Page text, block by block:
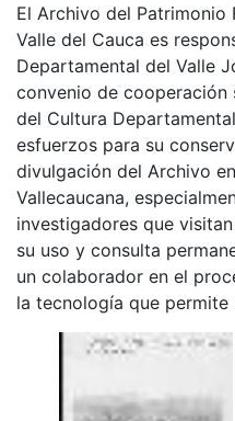
El Archivo del
Valle del Cauca es
Departamental del Valle
convenio de cooperación
del Cultura
esfuerzos para su
divulgación del Archivo
Vallecaucana,
investigadores que
su uso y consulta
un colaborador en el
la tecnología que permite